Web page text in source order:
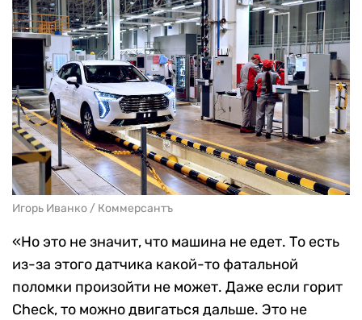
Игорь Иванко / Коммерсантъ
«Но это не значит, что машина не едет. То есть
из-за этого датчика какой-то фатальной
поломки произойти не может. Даже если горит
Check, то можно двигаться дальше. Это не